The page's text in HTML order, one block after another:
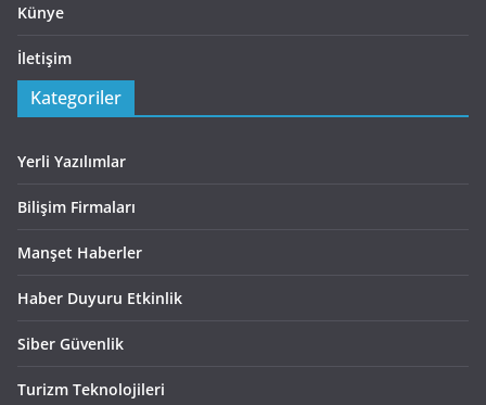
Künye
İletişim
Kategoriler
Yerli Yazılımlar
Bilişim Firmaları
Manşet Haberler
Haber Duyuru Etkinlik
Siber Güvenlik
Turizm Teknolojileri